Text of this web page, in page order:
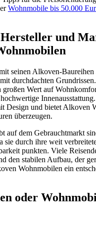
Wohnmobile bis 50.000
und
seinen Alkoven-Baureihen
durchdachten
großen Wert auf
Design und bietet Alkoven
überzeugen.
auf dem Gebrauchtmarkt
sie durch ihre weit
punkten. Viele
den stabilen Aufbau, der
Wohnmobilen ein
oder